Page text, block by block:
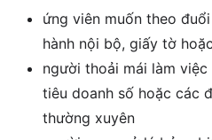
ứng viên muốn theo
hành nội bộ, giấy tờ
người thoải mái làm
tiêu doanh số hoặc các
thường xuyên